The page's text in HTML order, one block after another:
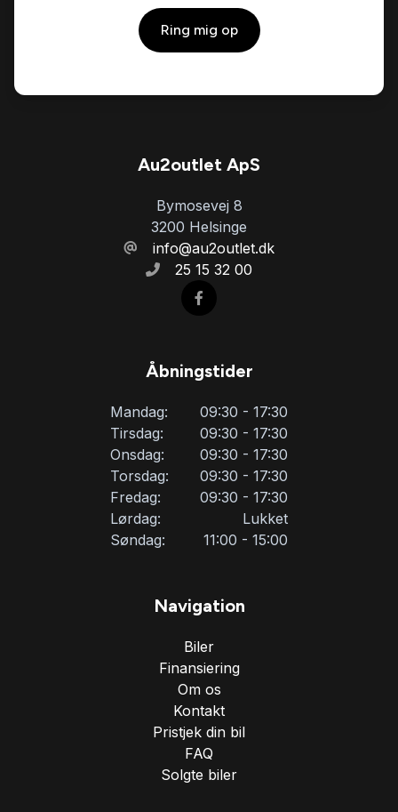
Parkeringssensor foran
Skiltegenkendelse
USB tilslutning
Varme i rattet
Ring mig op
Au2outlet ApS
Bymosevej 8
3200 Helsinge
info@au2outlet.dk
25 15 32 00
Åbningstider
Mandag:
09:30 - 17:30
Tirsdag:
09:30 - 17:30
Onsdag:
09:30 - 17:30
Torsdag:
09:30 - 17:30
Fredag:
09:30 - 17:30
Lørdag:
Lukket
Søndag:
11:00 - 15:00
Navigation
Biler
Finansiering
Om os
Kontakt
Pristjek din bil
FAQ
Solgte biler